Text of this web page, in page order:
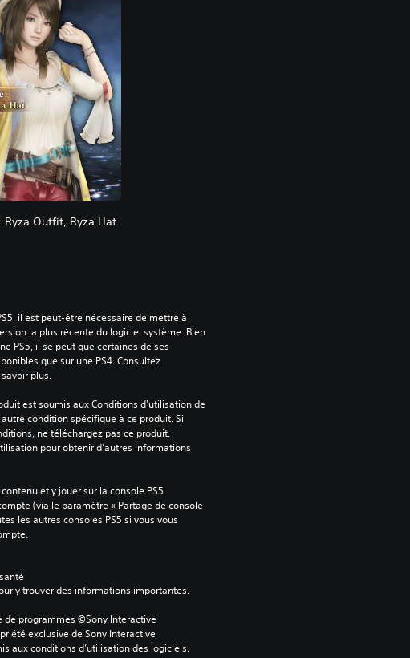
Ryza Outfit, Ryza Hat
il est peut-être nécessaire de mettre à
la plus récente du logiciel système. Bien
PS5, il se peut que certaines de ses
que sur une PS4. Consultez
plus.
est soumis aux Conditions d'utilisation de
condition spécifique à ce produit. Si
ne téléchargez pas ce produit.
pour obtenir d'autres informations
et y jouer sur la console PS5
(via le paramètre « Partage de console
les autres consoles PS5 si vous vous
y trouver des informations importantes.
de programmes ©Sony Interactive
exclusive de Sony Interactive
aux conditions d’utilisation des logiciels.